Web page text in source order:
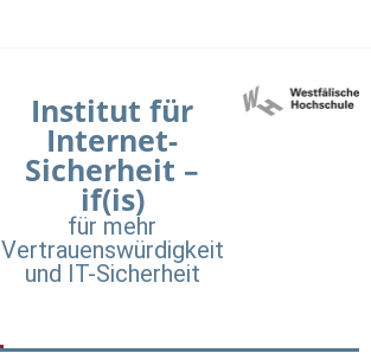
Institut für
Internet-
Sicherheit –
if(is)
für mehr
Vertrauenswürdigkeit
und IT-Sicherheit